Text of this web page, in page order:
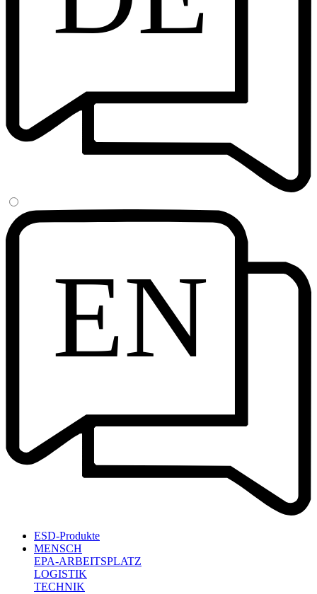
EN
ESD-Produkte
MENSCH
EPA-ARBEITSPLATZ
LOGISTIK
TECHNIK